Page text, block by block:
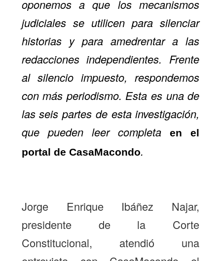
oponemos a que los mecanismos
judiciales se utilicen para silenciar
historias y para amedrentar a las
redacciones independientes. Frente
al silencio impuesto, respondemos
con más periodismo. Esta es una de
las seis partes de esta investigación,
que pueden leer completaen el
portal de CasaMacondo.
Jorge Enrique Ibáñez Najar,
presidente de la Corte
Constitucional, atendió una